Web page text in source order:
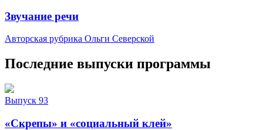
Звучание речи
Авторская рубрика Ольги Северской
Последние выпуски программы
Выпуск 93
«Скрепы» и «социальный клей»